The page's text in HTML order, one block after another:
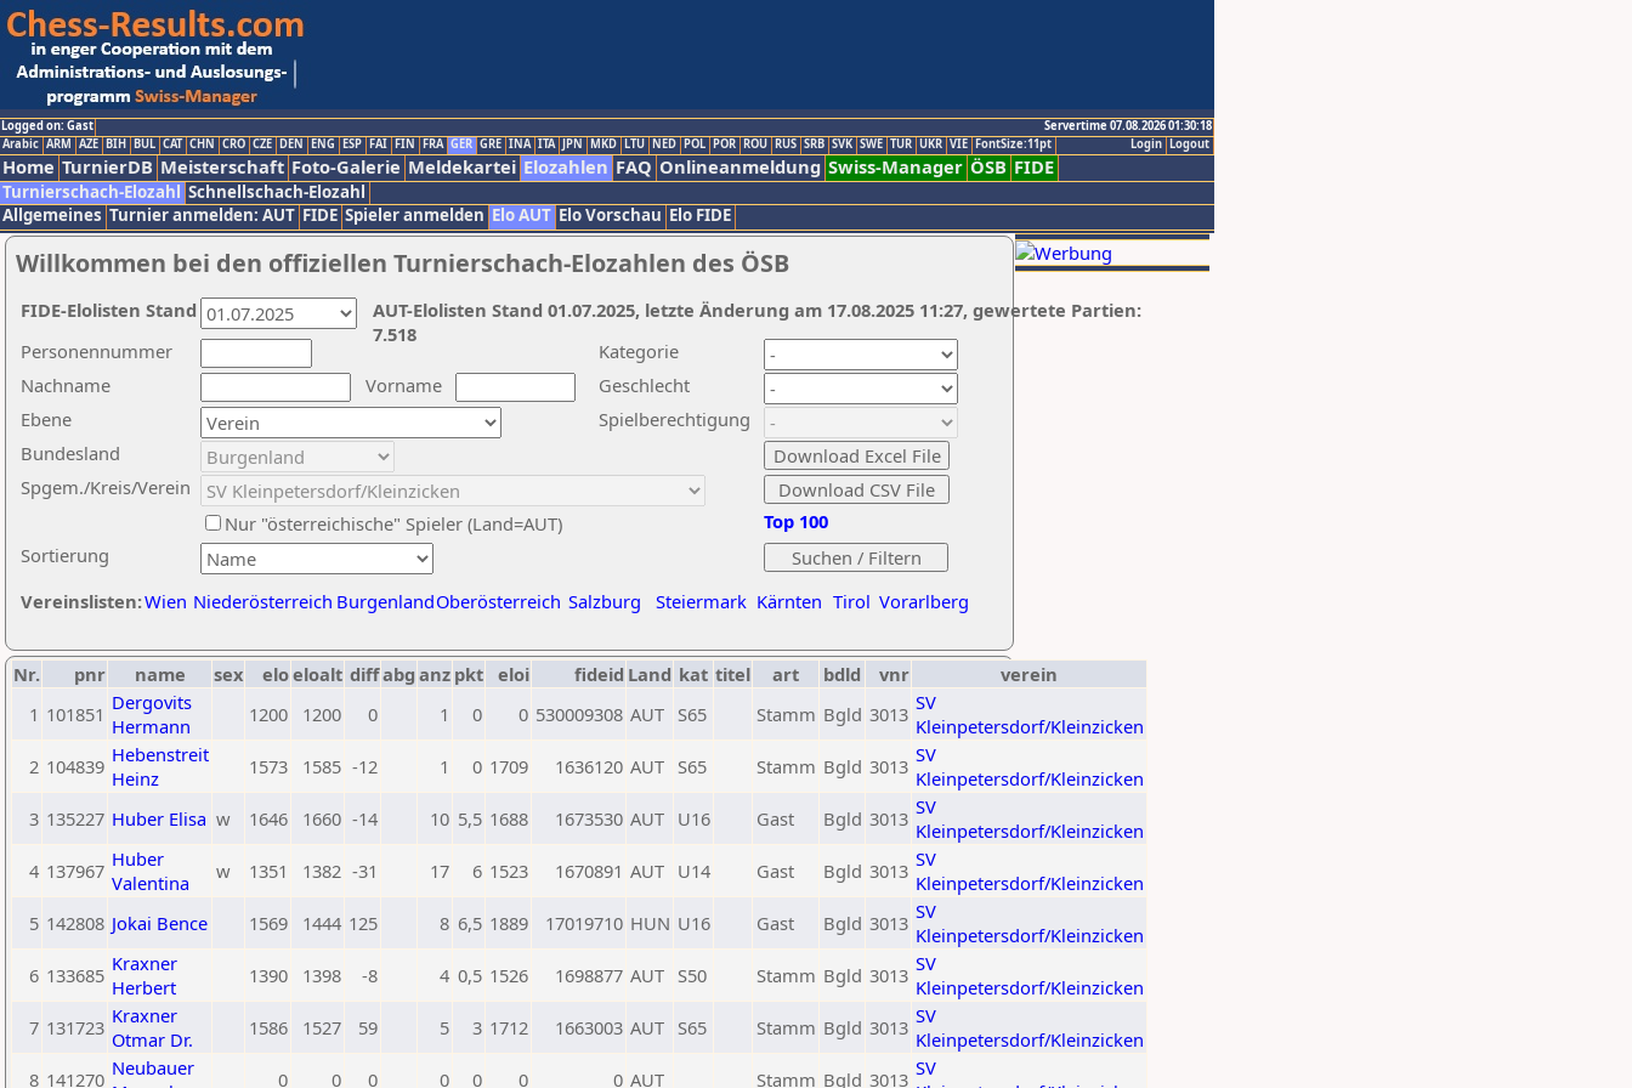
Logged on: Gast
Servertime 07.08.2026 01:30:18
Logout
Login
Arabic ARM AZE BIH BUL CAT CHN CRO CZE DEN ENG ESP FAI FIN FRA GER GRE INA ITA JPN MKD LTU NED POL POR ROU RUS SRB SVK SWE TUR UKR VIE FontSize:11pt
Home TurnierDB Meisterschaft Foto-Galerie Meldekartei Elozahlen FAQ Onlineanmeldung Swiss-Manager ÖSB FIDE
Turnierschach-Elozahl Schnellschach-Elozahl
Allgemeines Turnier anmelden: AUT FIDE Spieler anmelden Elo AUT Elo Vorschau Elo FIDE
Willkommen bei den offiziellen Turnierschach-Elozahlen des ÖSB
Nachname
Vorname
Ebene
Kategorie
Sortierung
Personennummer
Bundesland
Spgem./Kreis/Verein
Geschlecht
Nur "österreichische" Spieler (Land=AUT)
Spielberechtigung
Vereinslisten:Wien Niederösterreich BurgenlandOberösterreich Salzburg Steiermark Kärnten Tirol Vorarlberg
Top 100
AUT-Elolisten Stand 01.07.2025, letzte Änderung am 17.08.2025 11:27, gewertete Partien:
7.518
FIDE-Elolisten Stand
Nr. pnr name sex eloeloalt diffabg anz pkt eloi fideid Land kat titel art bdld vnr
verein
1 101851 Dergovits
Hermann
1200 1200 0 1 0 0 530009308 AUT S65 Stamm Bgld 3013 SV
Kleinpetersdorf/Kleinzicken
2 104839 Hebenstreit
Heinz
1573 1585 -12 1 0 1709 1636120 AUT S65 Stamm Bgld 3013 SV
Kleinpetersdorf/Kleinzicken
3 135227 Huber Elisa w 1646 1660 -14 10 5,5 1688 1673530 AUT U16 Gast Bgld 3013 SV
Kleinpetersdorf/Kleinzicken
4 137967 Huber
Valentina
w 1351 1382 -31 17 6 1523 1670891 AUT U14 Gast Bgld 3013 SV
Kleinpetersdorf/Kleinzicken
5 142808 Jokai Bence 1569 1444 125 8 6,5 1889 17019710 HUN U16 Gast Bgld 3013 SV
Kleinpetersdorf/Kleinzicken
6 133685 Kraxner
Herbert
1390 1398 -8 4 0,5 1526 1698877 AUT S50 Stamm Bgld 3013 SV
Kleinpetersdorf/Kleinzicken
7 131723 Kraxner
Otmar Dr.
1586 1527 59 5 3 1712 1663003 AUT S65 Stamm Bgld 3013 SV
Kleinpetersdorf/Kleinzicken
8 141270 Neubauer
0 0 0 0 0 0 0 AUT Stamm Bgld 3013 SV